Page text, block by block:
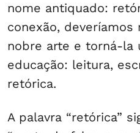
nome antiquado:
conexão, deveríamos
nobre arte e torná-la
educação: leitura,
retórica.
A palavra “retórica”